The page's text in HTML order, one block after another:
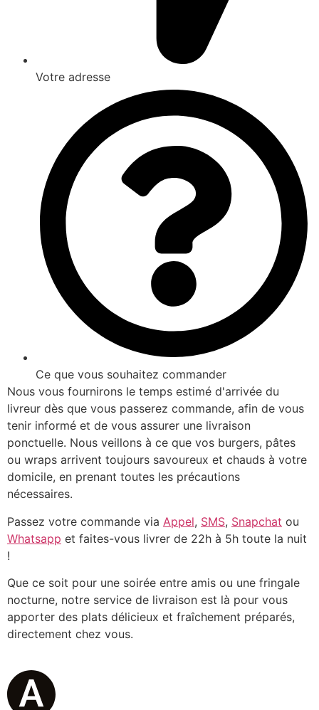
Votre adresse
Ce que vous souhaitez commander
Nous vous fournirons le temps estimé d'arrivée du
livreur dès que vous passerez commande, afin de vous
tenir informé et de vous assurer une livraison
ponctuelle. Nous veillons à ce que vos burgers, pâtes
ou wraps arrivent toujours savoureux et chauds à votre
domicile, en prenant toutes les précautions
nécessaires.
Passez votre commande via Appel, SMS, Snapchat ou
Whatsapp et faites-vous livrer de 22h à 5h toute la nuit
!
Que ce soit pour une soirée entre amis ou une fringale
nocturne, notre service de livraison est là pour vous
apporter des plats délicieux et fraîchement préparés,
directement chez vous.